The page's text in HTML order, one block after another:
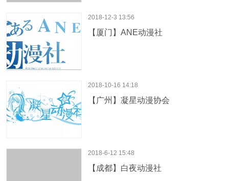
2018-12-3 13:56
【厦门】ANE动漫社
2018-10-16 14:18
【广州】凝星动漫协会
2018-6-12 15:48
【成都】白夜动漫社